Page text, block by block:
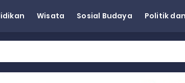
Wisata Sosial Budaya Politik